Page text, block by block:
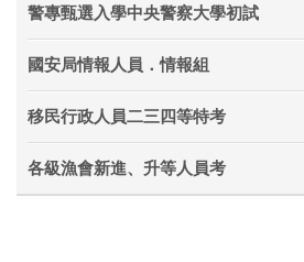
警專甄選入學中央警察大學初試
國安局情報人員．情報組
移民行政人員二三四等特考
各級漁會新進、升等人員考